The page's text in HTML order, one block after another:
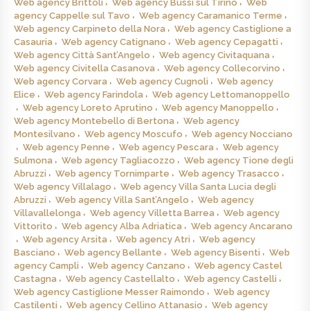
Web agency Brittoli
Web agency Bussi sul Tirino
Web
agency Cappelle sul Tavo
Web agency Caramanico Terme
Web agency Carpineto della Nora
Web agency Castiglione a
Casauria
Web agency Catignano
Web agency Cepagatti
Web agency Città Sant’Angelo
Web agency Civitaquana
Web agency Civitella Casanova
Web agency Collecorvino
Web agency Corvara
Web agency Cugnoli
Web agency
Elice
Web agency Farindola
Web agency Lettomanoppello
Web agency Loreto Aprutino
Web agency Manoppello
Web agency Montebello di Bertona
Web agency
Montesilvano
Web agency Moscufo
Web agency Nocciano
Web agency Penne
Web agency Pescara
Web agency
Sulmona
Web agency Tagliacozzo
Web agency Tione degli
Abruzzi
Web agency Tornimparte
Web agency Trasacco
Web agency Villalago
Web agency Villa Santa Lucia degli
Abruzzi
Web agency Villa Sant’Angelo
Web agency
Villavallelonga
Web agency Villetta Barrea
Web agency
Vittorito
Web agency Alba Adriatica
Web agency Ancarano
Web agency Arsita
Web agency Atri
Web agency
Basciano
Web agency Bellante Web agency Bisenti
Web
agency Campli
Web agency Canzano
Web agency Castel
Castagna
Web agency Castellalto
Web agency Castelli
Web agency Castiglione Messer Raimondo
Web agency
Castilenti
Web agency Cellino Attanasio
Web agency